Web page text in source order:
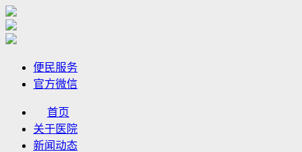
便民服务
官方微信
首页
关于医院
新闻动态